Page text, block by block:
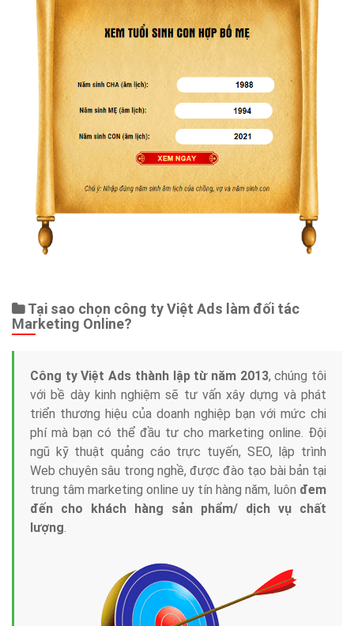
Tại sao chọn công ty Việt Ads làm đối tác
Marketing Online?
Công ty Việt Ads thành lập từ năm 2013, chúng tôi
với bề dày kinh nghiệm sẽ tư vấn xây dựng và phát
triển thương hiệu của doanh nghiệp bạn với mức chi
phí mà bạn có thể đầu tư cho marketing online. Đội
ngũ kỹ thuật quảng cáo trực tuyến, SEO, lập trình
Web chuyên sâu trong nghề, được đào tạo bài bản tại
trung tâm marketing online uy tín hàng năm, luôn đem
đến cho khách hàng sản phẩm/ dịch vụ chất
lượng.